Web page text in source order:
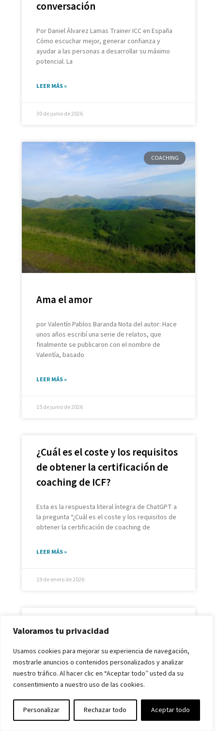
Valoramos tu privacidad
Usamos cookies para mejorar su experiencia de navegación,
mostrarle anuncios o contenidos personalizados y analizar
nuestro tráfico. Al hacer clic en “Aceptar todo” usted da su
consentimiento a nuestro uso de las cookies.
Personalizar Rechazar todo Aceptar todo
conversación
Por Daniel Álvarez Lamas Trainer ICC en España
Cómo escuchar mejor, generar confianza y
ayudar a las personas a desarrollar su máximo
potencial. La
LEER MÁS »
30 de junio de 2026
COACHING
Ama el amor
por Valentín Pablos Baranda Nota del autor: Hace
unos años escribí una serie de relatos, que
finalmente se publicaron con el nombre de
Valentía, basado
LEER MÁS »
15 de junio de 2026
¿Cuál es el coste y los requisitos
de obtener la certificación de
coaching de ICF?
Esta es la respuesta literal íntegra de ChatGPT a
la pregunta “¿Cuál es el coste y los requisitos de
obtener la certificación de coaching de
LEER MÁS »
19 de enero de 2026
¿Cómo utilizar la Rueda de la
Por Daniel Álvarez Lamas Trainer ICC en España
En algún momento, muchas personas sienten que
su vida “no termina de encajar”. Puede que
LEER MÁS »